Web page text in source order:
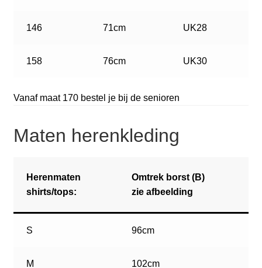
146 71cm UK28
158 76cm UK30
Vanaf maat 170 bestel je bij de senioren
Maten herenkleding
Herenmaten
shirts/tops:
Omtrek borst (B)
zie afbeelding
S 96cm
M 102cm